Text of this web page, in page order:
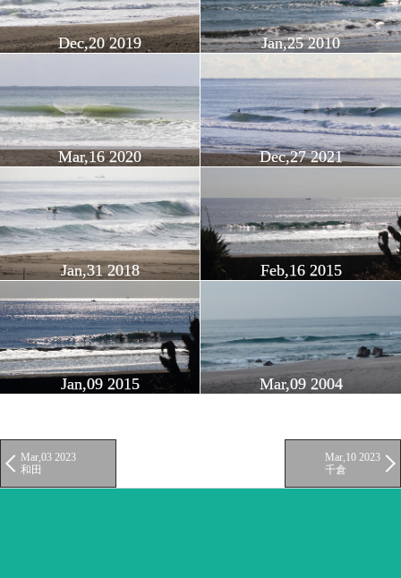
Dec,20 2019 Jan,25 2010
Mar,16 2020 Dec,27 2021
Jan,31 2018 Feb,16 2015
Jan,09 2015 Mar,09 2004
Mar,03 2023
和田
Mar,10 2023
千倉